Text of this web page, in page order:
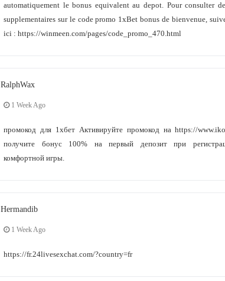
automatiquement le bonus equivalent au depot. Pour consulter
supplementaires sur le code promo 1xBet bonus de bienvenue,
ici : https://winmeen.com/pages/code_promo_470.html
RalphWax
1 Week Ago
промокод для 1хбет Активируйте промокод на https://
получите бонус 100% на первый депозит при
комфортной игры.
Hermandib
1 Week Ago
https://fr.24livesexchat.com/?country=fr